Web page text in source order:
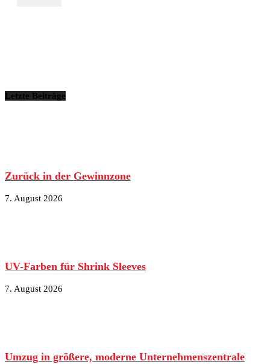
Letzte Beiträge
Zurück in der Gewinnzone
7. August 2026
UV-Farben für Shrink Sleeves
7. August 2026
Umzug in größere, moderne Unternehmenszentrale